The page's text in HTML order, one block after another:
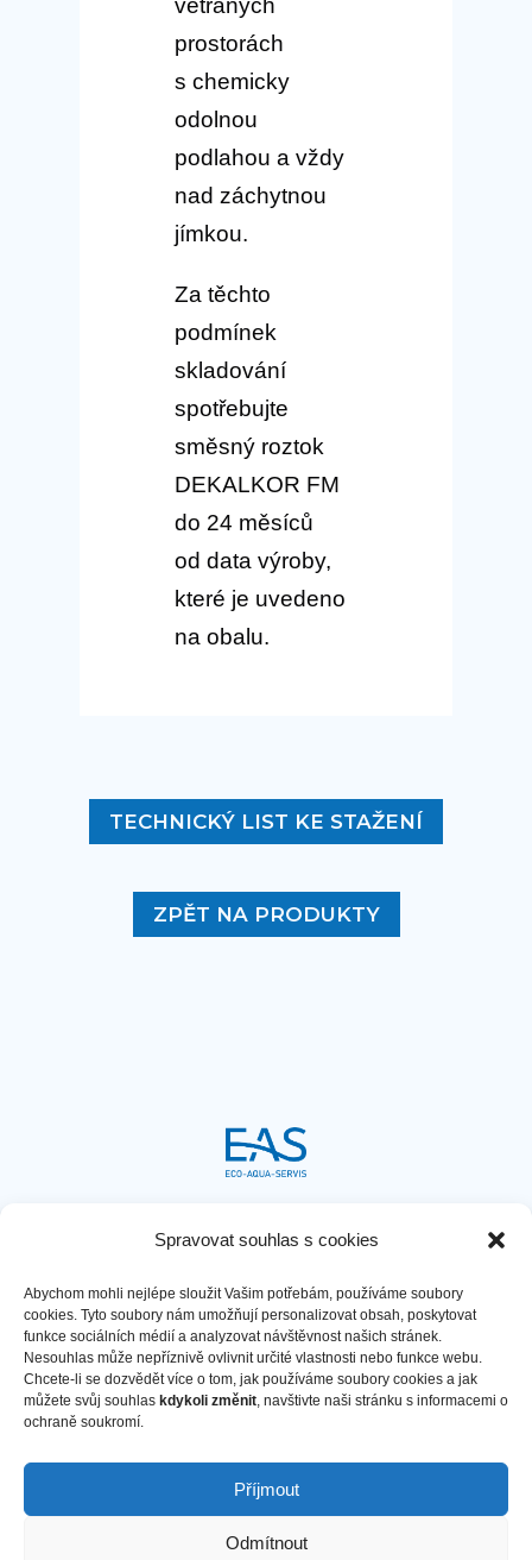
Spravovat souhlas s cookies
Abychom mohli nejlépe sloužit Vašim potřebám, používáme soubory
cookies. Tyto soubory nám umožňují personalizovat obsah, poskytovat
funkce sociálních médií a analyzovat návštěvnost našich stránek.
Nesouhlas může nepříznivě ovlivnit určité vlastnosti nebo funkce webu.
Chcete-li se dozvědět více o tom, jak používáme soubory cookies a jak
můžete svůj souhlas kdykoli změnit, navštivte naši stránku s informacemi o
ochraně soukromí.
Příjmout
Odmítnout
větraných
prostorách
s chemicky
odolnou
podlahou a vždy
nad záchytnou
jímkou.
Za těchto
podmínek
skladování
spotřebujte
směsný roztok
DEKALKOR FM
do 24 měsíců
od data výroby,
které je uvedeno
na obalu.
TECHNICKÝ LIST KE STAŽENÍ
ZPĚT NA PRODUKTY
Bavorská 856/14, Praha 5
 +420 721 771 622
 eas@eascr.cz
GDPR
Obchodní podmínky